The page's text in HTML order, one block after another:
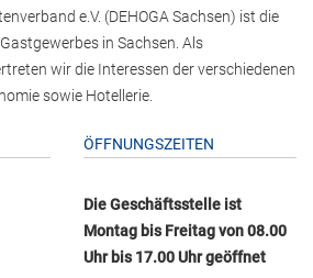
e.V. (DEHOGA Sachsen) ist die
in Sachsen. Als
wir die Interessen der verschiedenen
sowie Hotellerie.
ÖFFNUNGSZEITEN
Die Geschäftsstelle ist
Montag bis Freitag von 08.00
Uhr bis 17.00 Uhr geöffnet